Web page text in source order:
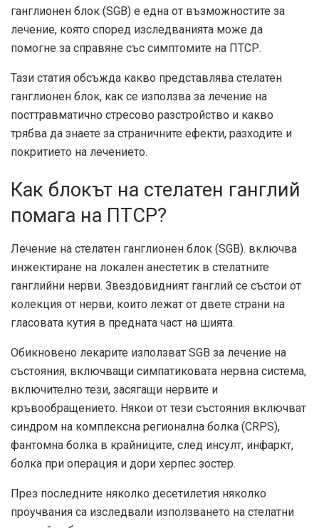
ганглионен блок (SGB) е една от възможностите за
лечение, която според изследванията може да
помогне за справяне със симптомите на ПТСР.
Тази статия обсъжда какво представлява стелатен
ганглионен блок, как се използва за лечение на
посттравматично стресово разстройство и какво
трябва да знаете за страничните ефекти, разходите и
покритието на лечението.
Как блокът на стелатен ганглий
помага на ПТСР?
Лечение на стелатен ганглионен блок (SGB). включва
инжектиране на локален анестетик в стелатните
ганглийни нерви. Звездовидният ганглий се състои от
колекция от нерви, които лежат от двете страни на
гласовата кутия в предната част на шията.
Обикновено лекарите използват SGB за лечение на
състояния, включващи симпатиковата нервна система,
включително тези, засягащи нервите и
кръвообращението. Някои от тези състояния включват
синдром на комплексна регионална болка (CRPS),
фантомна болка в крайниците, след инсулт, инфаркт,
болка при операция и дори херпес зостер.
През последните няколко десетилетия няколко
проучвания са изследвали използването на стелатни